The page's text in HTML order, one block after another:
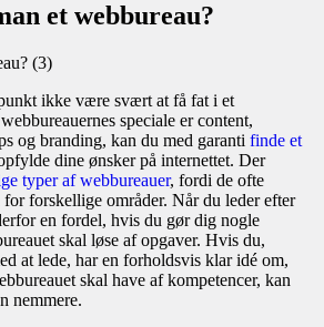
et webbureau?
ikke være svært at få fat i et
speciale er content,
og branding, kan du med garanti finde et
dine ønsker på internettet. Der
typer af webbureauer, fordi de ofte
for forskellige områder. Når du leder efter
en fordel, hvis du gør dig nogle
skal løse af opgaver. Hvis du,
at lede, har en forholdsvis klar idé om,
skal have af kompetencer, kan
nemmere.